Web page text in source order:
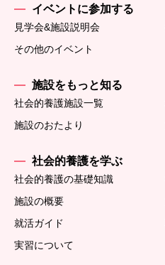
イベントに参加する
見学会&施設説明会
その他のイベント
施設をもっと知る
社会的養護施設一覧
施設のおたより
社会的養護を学ぶ
社会的養護の基礎知識
施設の概要
就活ガイド
実習について